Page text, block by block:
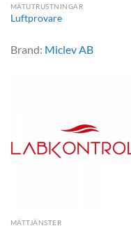
MÄTUTRUSTNINGAR
Luftprovare
Brand: Miclev AB
MÄTTJÄNSTER